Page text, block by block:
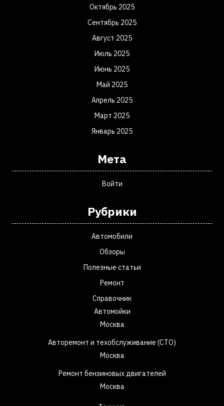
Октябрь 2025
Сентябрь 2025
Август 2025
Июль 2025
Июнь 2025
Май 2025
Апрель 2025
Март 2025
Январь 2025
Мета
Войти
Рубрики
Автомобили
Обзоры
Полезные статьи
Ремонт
Справочник
Автомойки
Москва
Авторемонт и техобслуживание (СТО)
Москва
Ремонт бензиновых двигателей
Москва